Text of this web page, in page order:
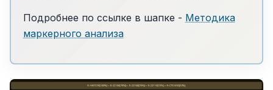
Подробнее по ссылке в шапке - Методика
маркерного анализа